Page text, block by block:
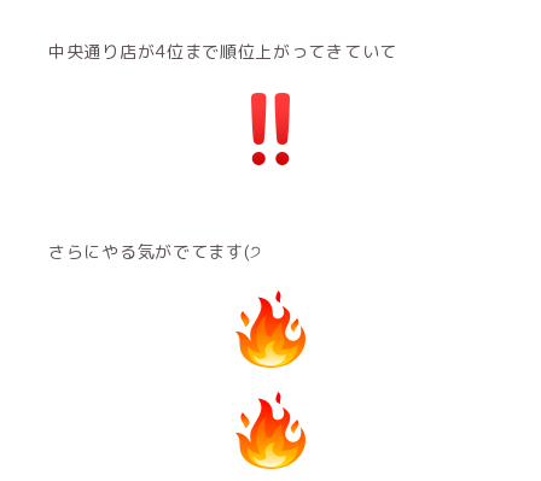
中央通り店が4位まで順位上がってきていて
さらにやる気がでてます(੭